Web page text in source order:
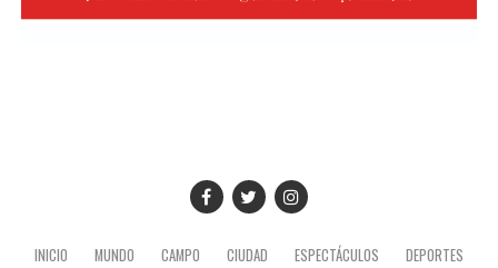
INICIO MUNDO CAMPO CIUDAD ESPECTÁCULOS
DEPORTES